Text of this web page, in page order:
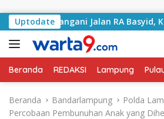
Uptodate
Tangani Jalan RA Basyid,
Beranda REDAKSI Lampung
Beranda Bandarlampung
Polda
Percobaan Pembunuhan Anak yang